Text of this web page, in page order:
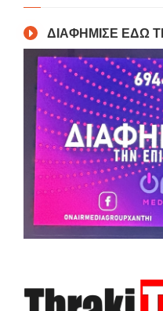
ΔΙΑΦΗΜΙΣΕ ΕΔΩ